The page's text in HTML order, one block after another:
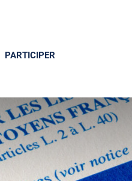
PARTICIPER